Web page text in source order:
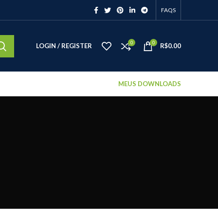
FAQS
LOGIN / REGISTER 0 0 R$0.00
MEUS DOWNLOADS